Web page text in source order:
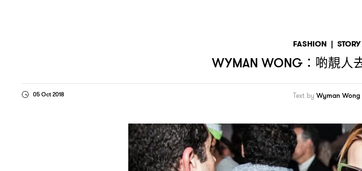
FASHION | STORY
WYMAN WONG： 啲靚人
05 Oct 2018 Text by Wyman Wong